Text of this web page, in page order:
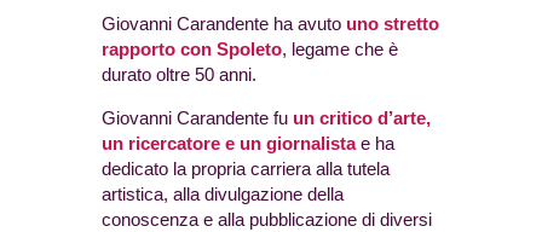
Giovanni Carandente ha avuto uno stretto
rapporto con Spoleto, legame che è
durato oltre 50 anni.
Giovanni Carandente fu un critico d’arte,
un ricercatore e un giornalistae ha
dedicato la propria carriera alla tutela
artistica, alla divulgazione della
conoscenza e alla pubblicazione di diversi